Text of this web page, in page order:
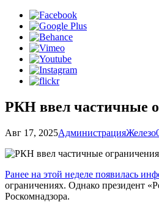
РКН ввел частичные
Авг 17, 2025АдминистрацияЖелезо
Ранее на этой неделе появилась
ограничениях. Однако президент
Роскомнадзора.